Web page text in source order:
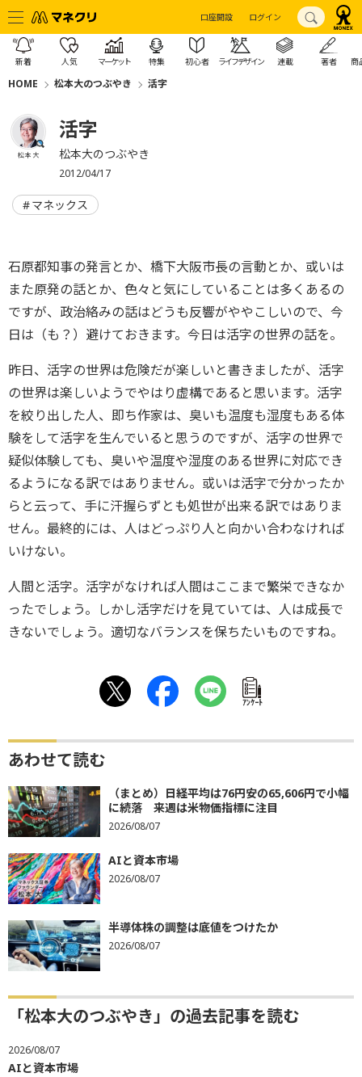
口座開設 ログイン
新着 人気 マーケット 特集 初心者 ライフデザイン 連載 著者 商
HOME 松本大のつぶやき 活字
松本 大
活字
松本大のつぶやき
2012/04/17
マネックス
石原都知事の発言とか、橋下大阪市長の言動とか、或いは
また原発の話とか、色々と気にしていることは多くあるの
ですが、政治絡みの話はどうも反響がややこしいので、今
日は（も？）避けておきます。今日は活字の世界の話を。
昨日、活字の世界は危険だが楽しいと書きましたが、活字
の世界は楽しいようでやはり虚構であると思います。活字
を絞り出した人、即ち作家は、臭いも温度も湿度もある体
験をして活字を生んでいると思うのですが、活字の世界で
疑似体験しても、臭いや温度や湿度のある世界に対応でき
るようになる訳ではありません。或いは活字で分かったか
らと云って、手に汗握らずとも処世が出来る訳ではありま
せん。最終的には、人はどっぷり人と向かい合わなければ
いけない。
人間と活字。活字がなければ人間はここまで繁栄できなか
ったでしょう。しかし活字だけを見ていては、人は成長で
きないでしょう。適切なバランスを保ちたいものですね。
ｱﾝｹｰﾄ
あわせて読む
（まとめ）日経平均は76円安の65,606円で小幅
に続落 来週は米物価指標に注目
2026/08/07
AIと資本市場
2026/08/07
半導体株の調整は底値をつけたか
2026/08/07
「松本大のつぶやき」の過去記事を読む
2026/08/07
AIと資本市場